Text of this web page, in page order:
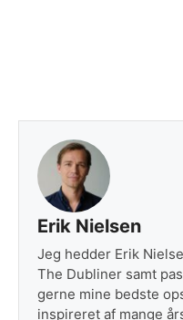
Erik Nielsen
Jeg hedder Erik
The Dubliner samt
gerne mine bedste
inspireret af mange